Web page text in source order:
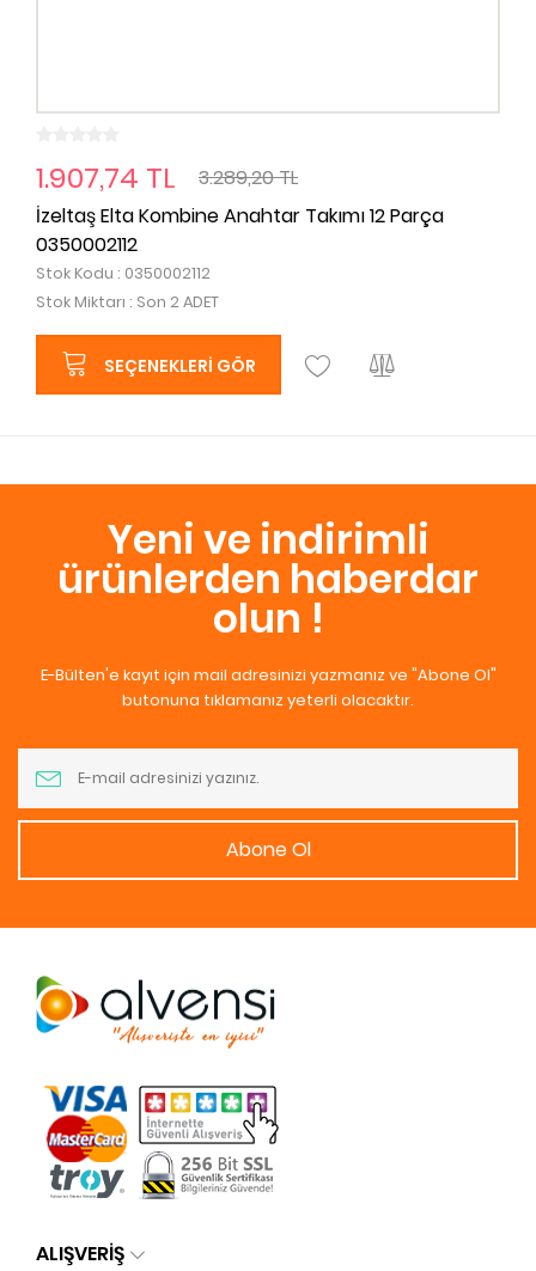
1.907,74 TL
3.289,20 TL
İzeltaş Elta Kombine Anahtar Takımı 12 Parça
0350002112
Stok Kodu : 0350002112
Stok Miktarı : Son 2 ADET
SEÇENEKLERI GÖR
Yeni ve indirimli
ürünlerden haberdar
olun !
E-Bülten'e kayıt için mail adresinizi yazmanız ve "Abone Ol"
butonuna tıklamanız yeterli olacaktır.
Abone Ol
ALIŞVERİŞ